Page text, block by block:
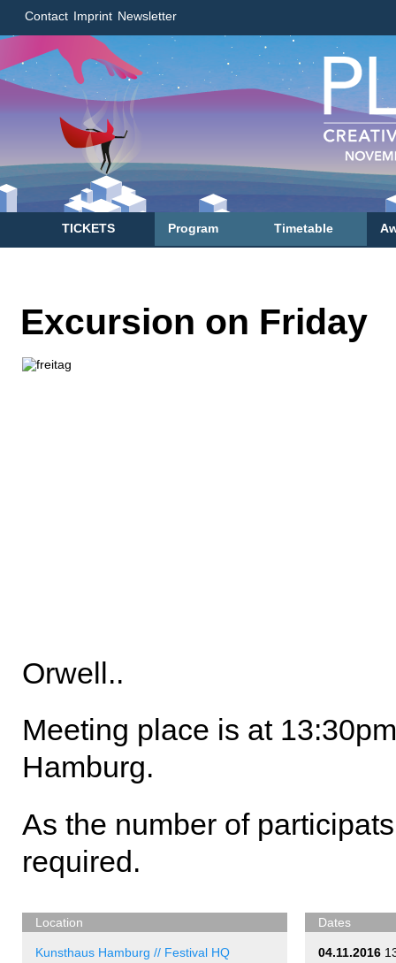
Contact Imprint Newsletter
TICKETS Program Timetable
Excursion on Friday
Orwell..
Meeting place is at
Hamburg.
As the number of
required.
Location
Kunsthaus Hamburg // Festival HQ
Dates
04.11.2016